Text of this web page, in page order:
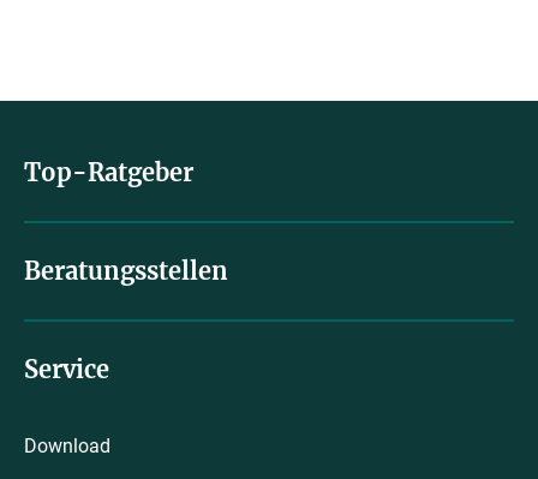
Top-Ratgeber
Beratungsstellen
Service
Download